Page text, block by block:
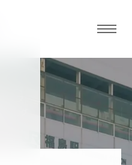
ニュ
ーボ
タン